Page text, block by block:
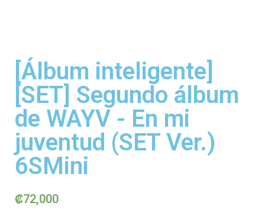
[Álbum inteligente]
[SET] Segundo álbum
de WAYV - En mi
juventud (SET Ver.)
6SMini
₡72,000